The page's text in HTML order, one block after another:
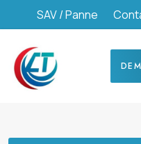
SAV / Panne